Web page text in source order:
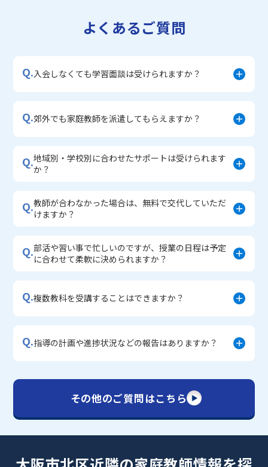
・宿題サポートコース
・学習習慣定着コース
よくあるご質問
Q.入会しなくても学習面談は受けられますか？
Q.郊外でも家庭教師を派遣してもらえますか？
Q.地域別・学校別に合わせたサポートは受けられます
か？
Q.教師が合わなかった場合は、無料で交代していただ
けますか？
Q.部活や習い事で忙しいのですが、授業の日程は予定
に合わせて柔軟に決められますか？
Q.複数教科を受講することはできますか？
Q.指導の計画や進捗状況などの報告はありますか？
その他のご質問はこちら